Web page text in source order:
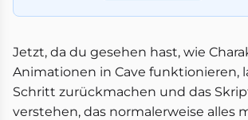
Jetzt, da du gesehen hast, wie
Animationen in Cave funktionieren,
Schritt zurückmachen und das
verstehen, das normalerweise alles